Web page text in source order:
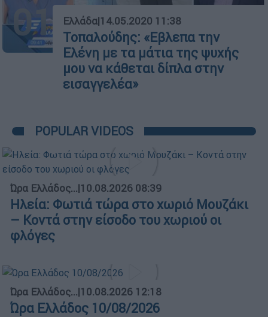
01 Ελλάδα|14.05.2020 11:38
Τοπαλούδης: «Εβλεπα την
Ελένη με τα μάτια της ψυχής
μου να κάθεται δίπλα στην
εισαγγελέα»
POPULAR VIDEOS
Ώρα Ελλάδος...|10.08.2026 08:39
Ηλεία: Φωτιά τώρα στο χωριό Μουζάκι
– Κοντά στην είσοδο του χωριού οι
φλόγες
Ώρα Ελλάδος...|10.08.2026 12:18
Ώρα Ελλάδος 10/08/2026